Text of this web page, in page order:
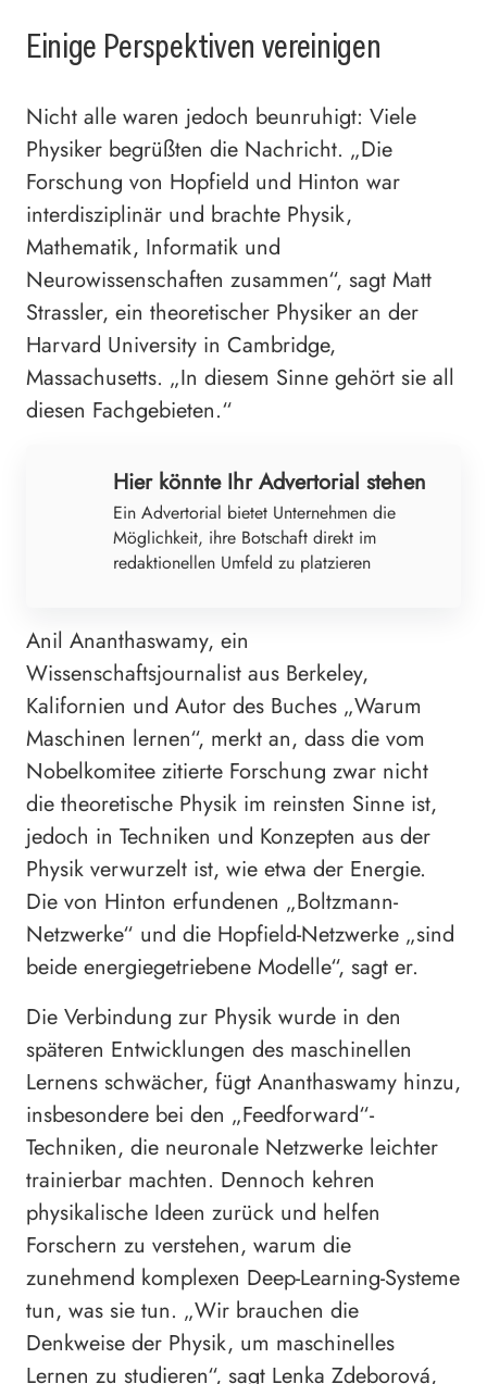
Einige Perspektiven vereinigen
Nicht alle waren jedoch beunruhigt: Viele
Physiker begrüßten die Nachricht. „Die
Forschung von Hopfield und Hinton war
interdisziplinär und brachte Physik,
Mathematik, Informatik und
Neurowissenschaften zusammen“, sagt Matt
Strassler, ein theoretischer Physiker an der
Harvard University in Cambridge,
Massachusetts. „In diesem Sinne gehört sie all
diesen Fachgebieten.“
Hier könnte Ihr Advertorial stehen
Ein Advertorial bietet Unternehmen die
Möglichkeit, ihre Botschaft direkt im
redaktionellen Umfeld zu platzieren
Anil Ananthaswamy, ein
Wissenschaftsjournalist aus Berkeley,
Kalifornien und Autor des Buches „Warum
Maschinen lernen“, merkt an, dass die vom
Nobelkomitee zitierte Forschung zwar nicht
die theoretische Physik im reinsten Sinne ist,
jedoch in Techniken und Konzepten aus der
Physik verwurzelt ist, wie etwa der Energie.
Die von Hinton erfundenen „Boltzmann-
Netzwerke“ und die Hopfield-Netzwerke „sind
beide energiegetriebene Modelle“, sagt er.
Die Verbindung zur Physik wurde in den
späteren Entwicklungen des maschinellen
Lernens schwächer, fügt Ananthaswamy hinzu,
insbesondere bei den „Feedforward“-
Techniken, die neuronale Netzwerke leichter
trainierbar machten. Dennoch kehren
physikalische Ideen zurück und helfen
Forschern zu verstehen, warum die
zunehmend komplexen Deep-Learning-Systeme
tun, was sie tun. „Wir brauchen die
Denkweise der Physik, um maschinelles
Lernen zu studieren“, sagt Lenka Zdeborová,